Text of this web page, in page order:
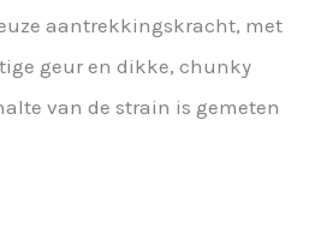
aantrekkingskracht, met
geur en dikke, chunky
van de strain is gemeten